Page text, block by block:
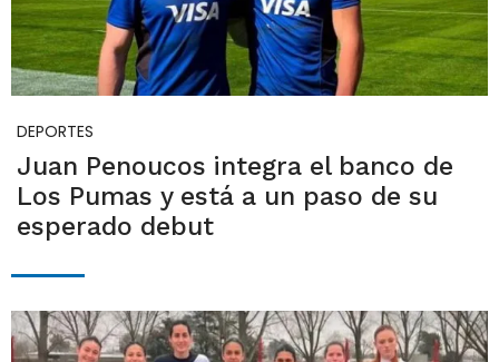
DEPORTES
Juan Penoucos integra el banco de
Los Pumas y está a un paso de su
esperado debut